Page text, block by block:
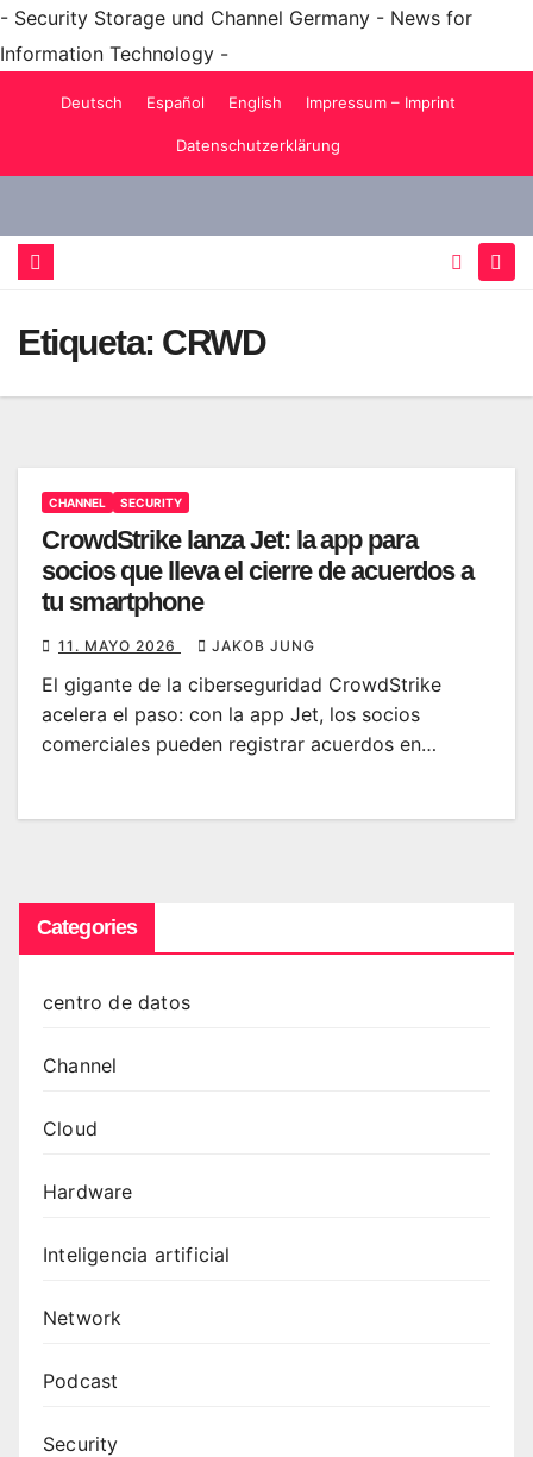
- Security Storage und Channel Germany - News for
Information Technology -
Deutsch Español English Impressum – Imprint
Datenschutzerklärung
Etiqueta: CRWD
CHANNEL SECURITY
CrowdStrike lanza Jet: la app para
socios que lleva el cierre de acuerdos a
tu smartphone
11. MAYO 2026 JAKOB JUNG
El gigante de la ciberseguridad CrowdStrike
acelera el paso: con la app Jet, los socios
comerciales pueden registrar acuerdos en…
Categories
centro de datos
Channel
Cloud
Hardware
Inteligencia artificial
Network
Podcast
Security